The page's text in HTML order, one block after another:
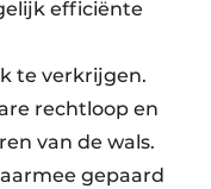
efficiënte
te verkrijgen.
rechtloop en
van de wals.
gepaard